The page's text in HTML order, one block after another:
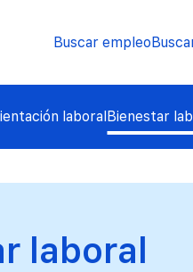
Buscar empleo
laboralBienestar
laboral